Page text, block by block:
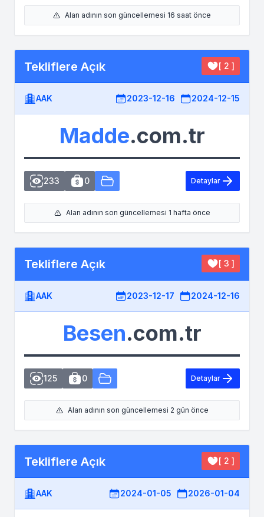
Alan adının son güncellemesi 16 saat önce
Tekliflere Açık [ 2 ]
AAK 2023-12-16 2024-12-15
Madde.com.tr
233 0 Detaylar
Alan adının son güncellemesi 1 hafta önce
Tekliflere Açık [ 3 ]
AAK 2023-12-17 2024-12-16
Besen.com.tr
125 0 Detaylar
Alan adının son güncellemesi 2 gün önce
Tekliflere Açık [ 2 ]
AAK 2024-01-05 2026-01-04